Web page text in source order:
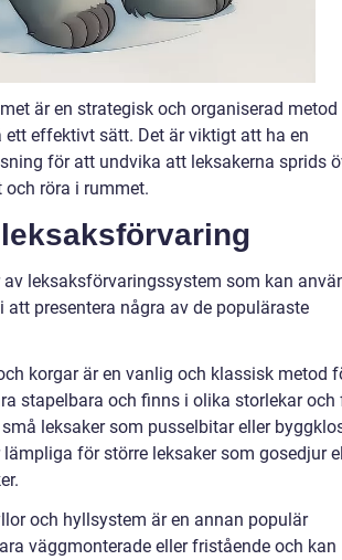
är en strategisk och organiserad
ett effektivt sätt. Det är viktigt att ha en
för att undvika att leksakerna sprids
röra i rummet.
leksaksförvaringssystem som kan
presentera några av de populäraste
korgar är en vanlig och klassisk metod
stapelbara och finns i olika storlekar och
leksaker som pusselbitar eller
för större leksaker som gosedjur
och hyllsystem är en annan populär
väggmonterade eller fristående och kan